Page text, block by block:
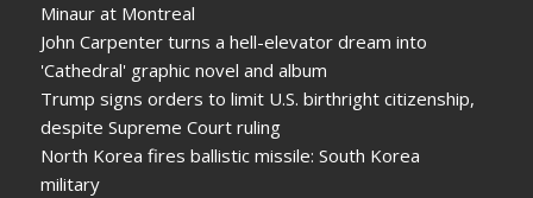
Minaur at Montreal
John Carpenter turns a hell-elevator dream into
'Cathedral' graphic novel and album
Trump signs orders to limit U.S. birthright citizenship,
despite Supreme Court ruling
North Korea fires ballistic missile: South Korea
military